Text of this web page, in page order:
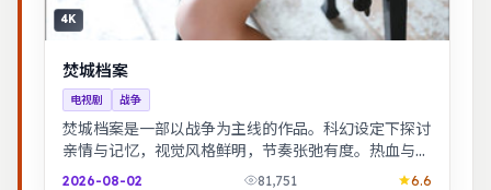
4K
焚城档案
电视剧 战争
焚城档案是一部以战争为主线的作品。科幻设定下探讨
亲情与记忆，视觉风格鲜明，节奏张弛有度。热血与幽
默并存，友情与信念贯穿始终，适合全家观看。
2026-08-02 81,751 6.6